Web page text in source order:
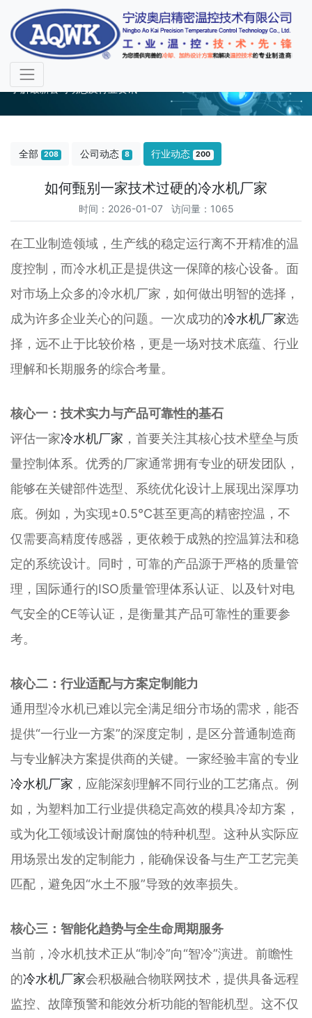
行业动态
了解最新公司动态及行业资讯
全部 208 公司动态 8 行业动态 200
如何甄别一家技术过硬的冷水机厂家
时间：2026-01-07 访问量：1065
在工业制造领域，生产线的稳定运行离不开精准的温
度控制，而冷水机正是提供这一保障的核心设备。面
对市场上众多的冷水机厂家，如何做出明智的选择，
成为许多企业关心的问题。一次成功的冷水机厂家选
择，远不止于比较价格，更是一场对技术底蕴、行业
理解和长期服务的综合考量。
核心一：技术实力与产品可靠性的基石
评估一家冷水机厂家 ，首要关注其核心技术壁垒与质
量控制体系。优秀的厂家通常拥有专业的研发团队，
能够在关键部件选型、系统优化设计上展现出深厚功
底。例如，为实现±0.5℃甚至更高的精密控温，不
仅需要高精度传感器，更依赖于成熟的控温算法和稳
定的系统设计。同时，可靠的产品源于严格的质量管
理，国际通行的ISO质量管理体系认证、以及针对电
气安全的CE等认证，是衡量其产品可靠性的重要参
考。
核心二：行业适配与方案定制能力
通用型冷水机已难以完全满足细分市场的需求，能否
提供“一行业一方案”的深度定制，是区分普通制造商
与专业解决方案提供商的关键。一家经验丰富的专业
冷水机厂家 ，应能深刻理解不同行业的工艺痛点。例
如，为塑料加工行业提供稳定高效的模具冷却方案，
或为化工领域设计耐腐蚀的特种机型。这种从实际应
用场景出发的定制能力，能确保设备与生产工艺完美
匹配，避免因“水土不服”导致的效率损失。
核心三：智能化趋势与全生命周期服务
当前，冷水机技术正从“制冷”向“智冷”演进。前瞻性
的冷水机厂家会积极融合物联网技术，提供具备远程
监控、故障预警和能效分析功能的智能机型。这不仅